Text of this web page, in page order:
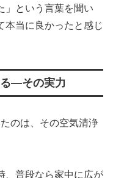
」という言葉を聞い
本当に良かったと感じ
—その実力
のは、その空気清浄
、普段なら家中に広が